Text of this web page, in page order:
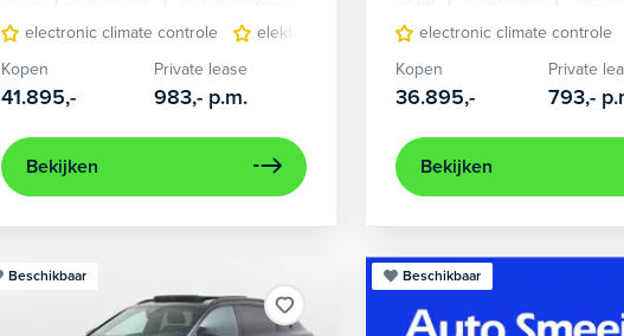
electronic climate controle
elektrisch glazen panorama-dak lederen/stof
Kopen
41.895,-
Private lease
983,- p.m.
Bekijken
electronic climate controle
Kopen
36.895,-
Private
793,-
Bekijken
Beschikbaar Beschikbaar